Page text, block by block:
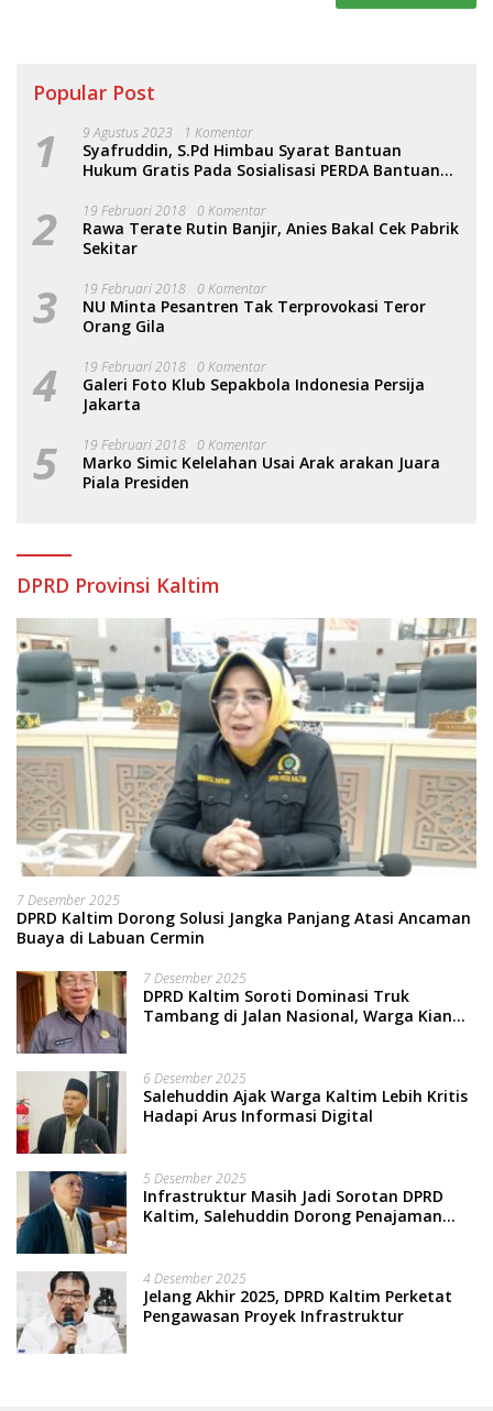
Popular Post
1 9 Agustus 2023 1 Komentar
Syafruddin, S.Pd Himbau Syarat Bantuan
Hukum Gratis Pada Sosialisasi PERDA Bantuan
2 19 Februari 2018 0 Komentar
Rawa Terate Rutin Banjir, Anies Bakal Cek Pabrik
Sekitar
3 19 Februari 2018 0 Komentar
NU Minta Pesantren Tak Terprovokasi Teror
Orang Gila
4 19 Februari 2018 0 Komentar
Galeri Foto Klub Sepakbola Indonesia Persija
Jakarta
5 19 Februari 2018 0 Komentar
Marko Simic Kelelahan Usai Arak arakan Juara
Piala Presiden
DPRD Provinsi Kaltim
7 Desember 2025
DPRD Kaltim Dorong Solusi Jangka Panjang Atasi Ancaman
Buaya di Labuan Cermin
7 Desember 2025
DPRD Kaltim Soroti Dominasi Truk
Tambang di Jalan Nasional, Warga Kian
6 Desember 2025
Salehuddin Ajak Warga Kaltim Lebih Kritis
Hadapi Arus Informasi Digital
5 Desember 2025
Infrastruktur Masih Jadi Sorotan DPRD
Kaltim, Salehuddin Dorong Penajaman
4 Desember 2025
Jelang Akhir 2025, DPRD Kaltim Perketat
Pengawasan Proyek Infrastruktur